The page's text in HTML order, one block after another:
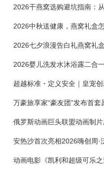
2026中秋送健康，燕窝礼盒
2026婴儿洗发水沐浴露二合
超越标准・定义安全｜皇宠
万豪旅享家“豪友团”发布首